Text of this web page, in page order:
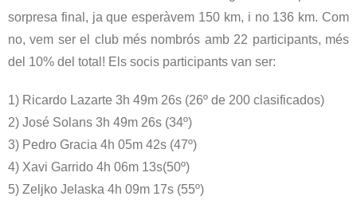
sorpresa final, ja que esperàvem 150 km, i no 136 km. Com
no, vem ser el club més nombrós amb 22 participants, més
del 10% del total! Els socis participants van ser:
1) Ricardo Lazarte 3h 49m 26s (26º de 200 clasificados)
2) José Solans 3h 49m 26s (34º)
3) Pedro Gracia 4h 05m 42s (47º)
4) Xavi Garrido 4h 06m 13s(50º)
5) Zeljko Jelaska 4h 09m 17s (55º)